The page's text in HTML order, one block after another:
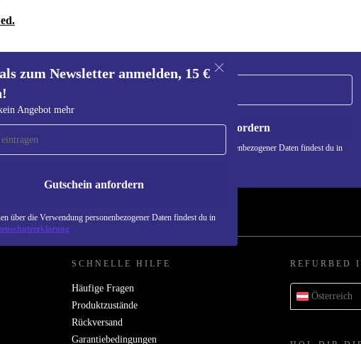
zum Newsletter anmelden, 15 €
Angebot mehr
Gutschein anfordern
über die Verwendung personenbezogener Daten findest du in
mehr.
Gutschein anfordern
Informationen über die Verwendung personenbezogener Daten findest du in
RETHINK NEW.
SCHNELLE HILFE
Häufige Fragen
Produktzustände
Rückversand
Garantiebedingungen
REFURBED
Österreich